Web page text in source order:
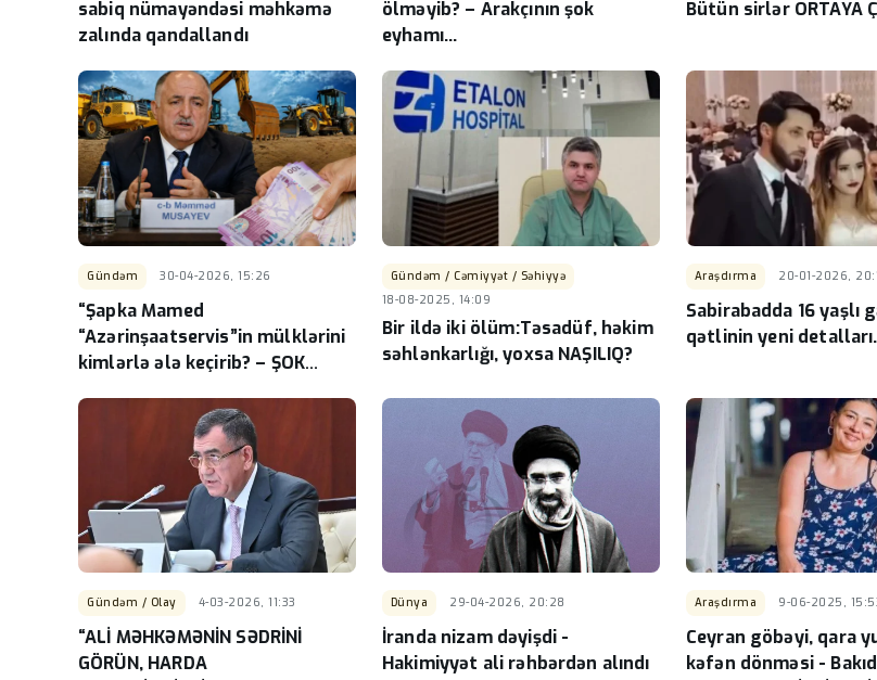
sabiq nümayəndəsi məhkəmə
zalında qandallandı
ölməyib? – Arakçının şok
eyhamı…
Bütün sirlər ORTAYA
Gündəm 30-04-2026, 15:26
“Şapka Mamed
“Azərinşaatservis”in mülklərini
kimlərlə ələ keçirib? – ŞOK
Gündəm / Cəmiyyət / Səhiyyə
18-08-2025, 14:09
Bir ildə iki ölüm:Təsadüf, həkim
səhlənkarlığı, yoxsa NAŞILIQ?
Araşdırma 20-01-2026,
Sabirabadda 16 yaşlı
qətlinin yeni
Gündəm / Olay 4-03-2026, 11:33
“ALİ MƏHKƏMƏNİN SƏDRİNİ
GÖRÜN, HARDA
Dünya 29-04-2026, 20:28
İranda nizam dəyişdi -
Hakimiyyət ali rəhbərdən alındı
Araşdırma 9-06-2025,
Ceyran göbəyi, qara
kəfən dönməsi -
xərclənir(?)! –Əsaslı şübhələr
mövqeyini